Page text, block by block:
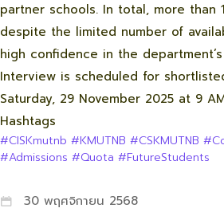
partner schools. In total, more than
despite the limited number of
high confidence in the
Interview is scheduled for
Saturday, 29 November 2025 at 9
Hashtags
#CISKmutnb #KMUTNB #CSKMUTNB
#Admissions #Quota #FutureStudents
30 พฤศจิกายน 2568